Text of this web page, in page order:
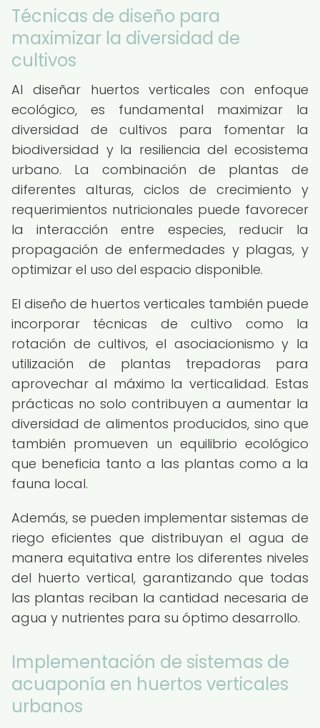
Técnicas de diseño para
maximizar la diversidad de
cultivos
Al diseñar huertos verticales con enfoque
ecológico, es fundamental maximizar la
diversidad de cultivos para fomentar la
biodiversidad y la resiliencia del ecosistema
urbano. La combinación de plantas de
diferentes alturas, ciclos de crecimiento y
requerimientos nutricionales puede favorecer
la interacción entre especies, reducir la
propagación de enfermedades y plagas, y
optimizar el uso del espacio disponible.
El diseño de huertos verticales también puede
incorporar técnicas de cultivo como la
rotación de cultivos, el asociacionismo y la
utilización de plantas trepadoras para
aprovechar al máximo la verticalidad. Estas
prácticas no solo contribuyen a aumentar la
diversidad de alimentos producidos, sino que
también promueven un equilibrio ecológico
que beneficia tanto a las plantas como a la
fauna local.
Además, se pueden implementar sistemas de
riego eficientes que distribuyan el agua de
manera equitativa entre los diferentes niveles
del huerto vertical, garantizando que todas
las plantas reciban la cantidad necesaria de
agua y nutrientes para su óptimo desarrollo.
Implementación de sistemas de
acuaponía en huertos verticales
urbanos